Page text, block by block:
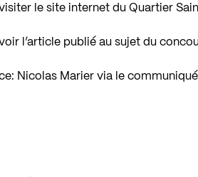
le site internet du Quartier
l’article publié au sujet du
Nicolas Marier via le